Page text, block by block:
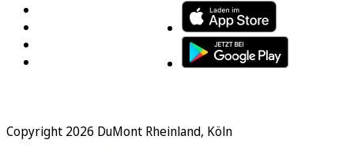
Copyright 2026 DuMont Rheinland, Köln